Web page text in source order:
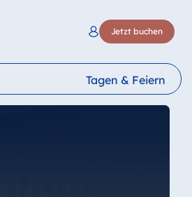
Jetzt buchen
Tagen & Feiern